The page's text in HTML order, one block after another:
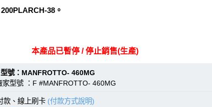
38。
本產品已暫停 / 停止銷售(生產)
MANFROTTO- 460MG
型號 ：F #MANFROTTO- 460MG
款、線上刷卡 (付款方式說明)